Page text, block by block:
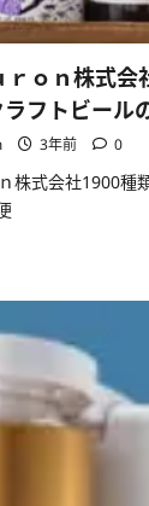
ｒｏｎ株式
フトビール
3年前 0
株式会社1900種